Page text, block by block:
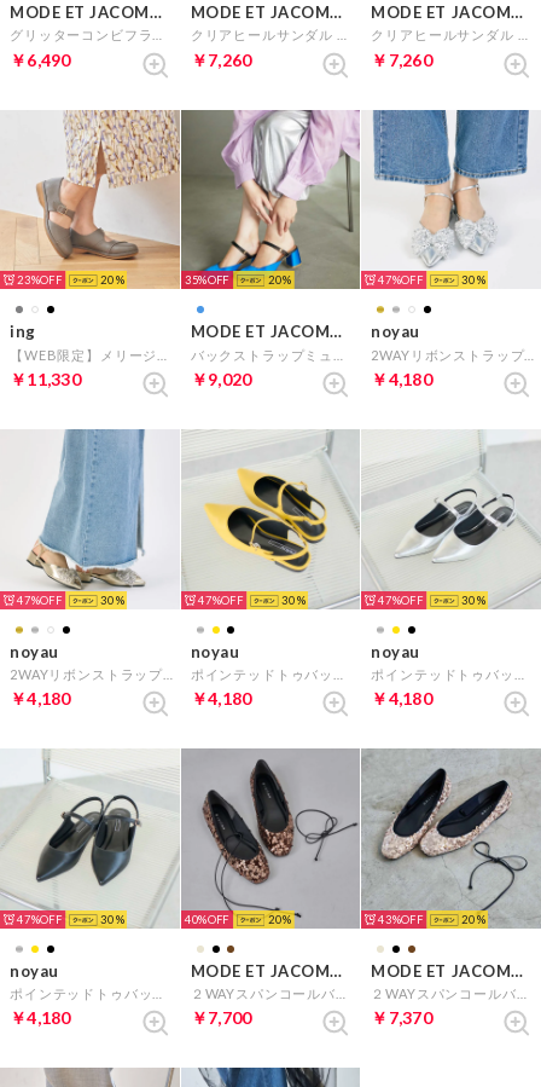
MODE ET JACOMO carino
￥6,490
MODE ET JACOMO carino
￥7,260
MODE ET JACOMO carino
￥7,260
23% 20
ing
￥11,330
35% 20
MODE ET JACOMO carino
￥9,020
47% 30
noyau
￥4,180
47% 30
noyau
￥4,180
47% 30
noyau
￥4,180
47% 30
noyau
￥4,180
47% 30
noyau
￥4,180
40% 20
MODE ET JACOMO carino
￥7,700
43% 20
MODE ET JACOMO carino
￥7,370